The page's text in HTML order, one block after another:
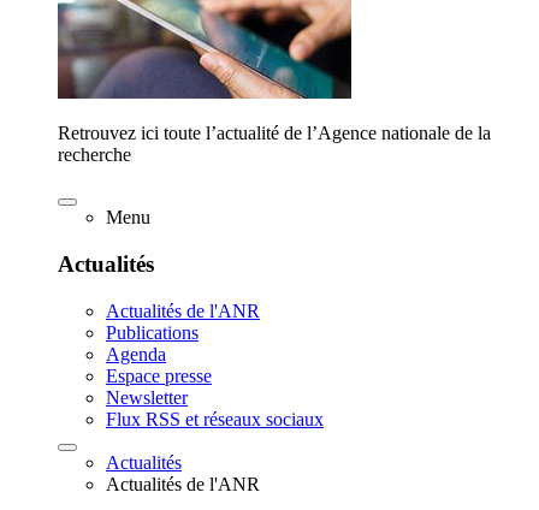
Retrouvez ici toute l’actualité de l’Agence nationale de la
recherche
Menu
Actualités
Actualités de l'ANR
Publications
Agenda
Espace presse
Newsletter
Flux RSS et réseaux sociaux
Actualités
Actualités de l'ANR